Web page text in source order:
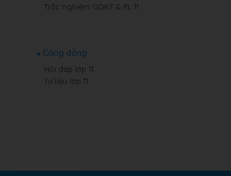
Trắc nghiệm GDKT & PL 11
Cộng đồng
Hỏi đáp lớp 11
Tư liệu lớp 11